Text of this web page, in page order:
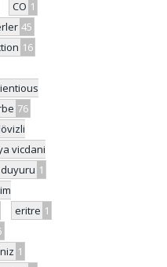
CO 1
45
16
76
vicdani
duyuru 1
eritre 1
1